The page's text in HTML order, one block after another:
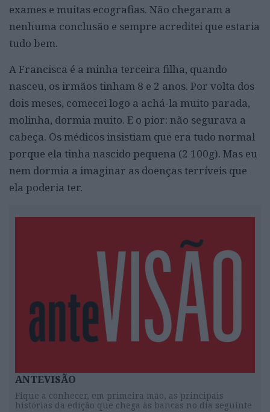
exames e muitas ecografias. Não chegaram a
nenhuma conclusão e sempre acreditei que estaria
tudo bem.
A Francisca é a minha terceira filha, quando
nasceu, os irmãos tinham 8 e 2 anos. Por volta dos
dois meses, comecei logo a achá-la muito parada,
molinha, dormia muito. E o pior: não segurava a
cabeça. Os médicos insistiam que era tudo normal
porque ela tinha nascido pequena (2 100g). Mas eu
nem dormia a imaginar as doenças terríveis que
ela poderia ter.
ANTEVISÃO
Fique a conhecer, em primeira mão, as principais
histórias da edição que chega às bancas no dia seguinte